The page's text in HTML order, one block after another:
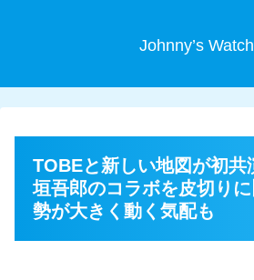
Johnny’s
TOBEと新しい地図が初共
垣吾郎のコラボを皮切り
勢が大きく動く気配も